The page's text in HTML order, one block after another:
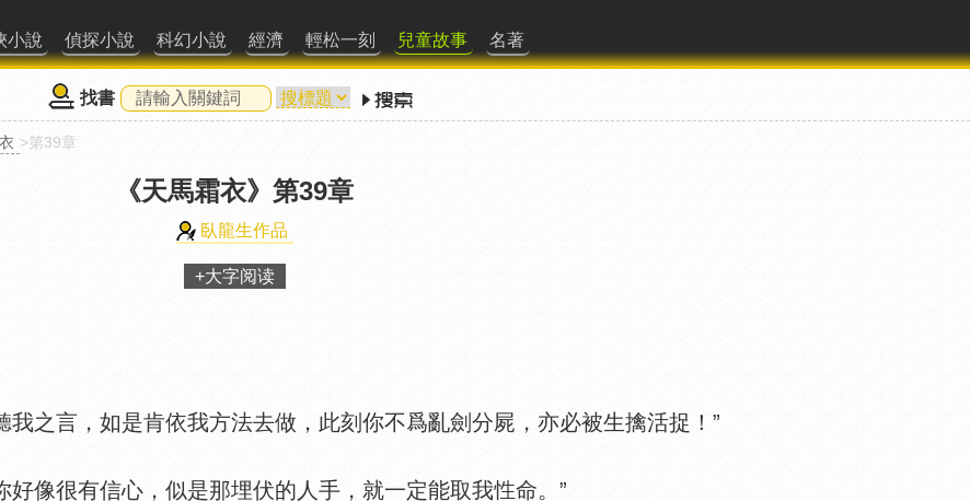
小說 偵探小說 科幻小說 經濟 輕松一刻 兒童故事 名著
找書
>第39章
《天馬霜衣》 第39章
臥龍生作品
+大字阅读
之言，如是肯依我方法去做，此刻你不爲亂劍分屍，亦必被生擒活捉！”
像很有信心，似是那埋伏的人手，就一定能取我 命。”